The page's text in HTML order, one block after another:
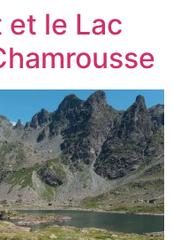
et le Lac